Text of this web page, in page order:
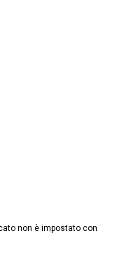
non è impostato con